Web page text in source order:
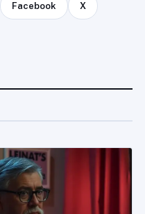
Facebook X